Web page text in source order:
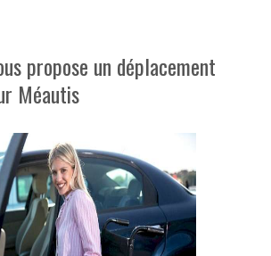
propose un déplacement
Méautis